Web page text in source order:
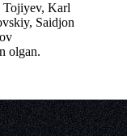
Tojiyev, Karl
Saidjon
olgan.